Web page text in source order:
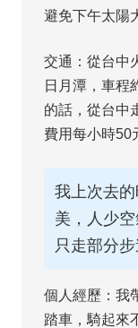
避免下午太陽
交通：從台中
日月潭，車程
的話，從台中
費用每小時50
我上次去
美，人少
只走部分步
個人經歷：我
踏車，騎起來